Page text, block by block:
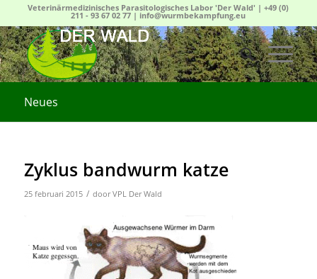
Veterinärmedizinisches Parasitologisches Labor 'Der Wald' |+49 (0)
211 - 93 67 02 77 | info@wurmbekampfung.eu
Neues
Zyklus bandwurm katze
25 februari 2015 / doorVPL Der Wald